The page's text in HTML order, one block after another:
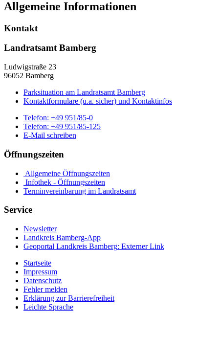
Allgemeine Informationen
Kontakt
Landratsamt Bamberg
Ludwigstraße 23
96052 Bamberg
Parksituation am Landratsamt Bamberg
Kontaktformulare (u.a. sicher) und Kontaktinfos
Telefon: +49 951/85-0
Telefon: +49 951/85-125
E-Mail schreiben
Öffnungszeiten
Allgemeine Öffnungszeiten
Infothek - Öffnungszeiten
Terminvereinbarung im Landratsamt
Service
Newsletter
Landkreis Bamberg-App
Geoportal Landkreis Bamberg: Externer Link
Startseite
Impressum
Datenschutz
Fehler melden
Erklärung zur Barrierefreiheit
Leichte Sprache